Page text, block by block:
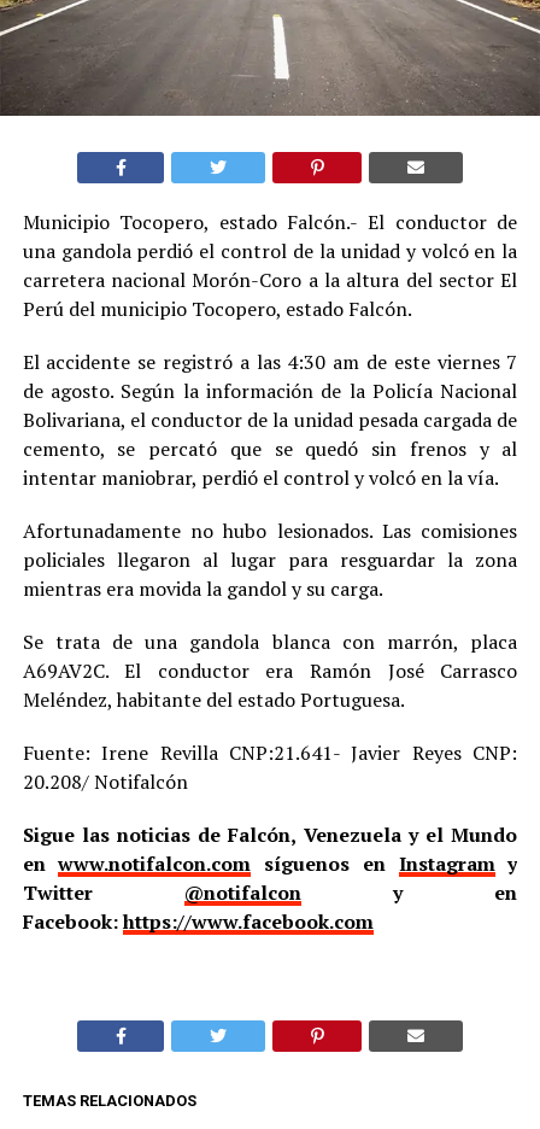
Municipio Tocopero, estado Falcón.- El conductor de
una gandola perdió el control de la unidad y volcó en la
carretera nacional Morón-Coro a la altura del sector El
Perú del municipio Tocopero, estado Falcón.
El accidente se registró a las 4:30 am de este viernes 7
de agosto. Según la información de la Policía Nacional
Bolivariana, el conductor de la unidad pesada cargada de
cemento, se percató que se quedó sin frenos y al
intentar maniobrar, perdió el control y volcó en la vía.
Afortunadamente no hubo lesionados. Las comisiones
policiales llegaron al lugar para resguardar la zona
mientras era movida la gandol y su carga.
Se trata de una gandola blanca con marrón, placa
A69AV2C. El conductor era Ramón José Carrasco
Meléndez, habitante del estado Portuguesa.
Fuente: Irene Revilla CNP:21.641- Javier Reyes CNP:
20.208/ Notifalcón
Sigue las noticias de Falcón, Venezuela y el Mundo
enwww.notifalcon.com síguenos en Instagramy
Twitter @notifalcony en
Facebook:https://www.facebook.com
TEMAS RELACIONADOS